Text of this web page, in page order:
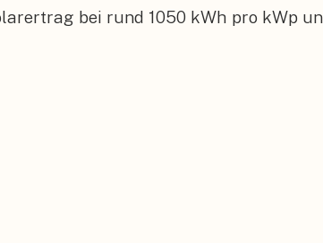
bei rund 1050 kWh pro kWp